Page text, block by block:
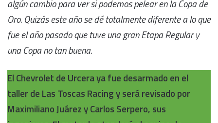
algún cambio para ver si podemos pelear en la Copa de
Oro. Quizás este año se dé totalmente diferente a lo que
fue el año pasado que tuve una gran Etapa Regular y
una Copa no tan buena.
El Chevrolet de Urcera ya fue desarmado en el
taller de Las Toscas Racing y será revisado por
Maximiliano Juárez y Carlos Serpero, sus